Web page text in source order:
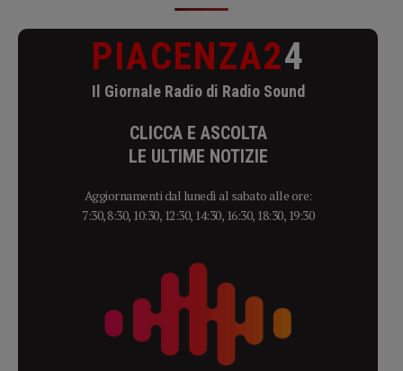
PIACENZA24
Il Giornale Radio di Radio Sound
CLICCA E ASCOLTA
LE ULTIME NOTIZIE
Aggiornamenti dal lunedì al sabato alle ore:
7:30, 8:30, 10:30, 12:30, 14:30, 16:30, 18:30, 19:30